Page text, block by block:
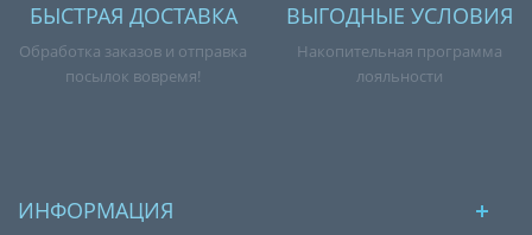
БЫСТРАЯ ДОСТАВКА
Обработка заказов и отправка
посылок вовремя!
ВЫГОДНЫЕ УСЛОВИЯ
Накопительная программа
лояльности
ИНФОРМАЦИЯ